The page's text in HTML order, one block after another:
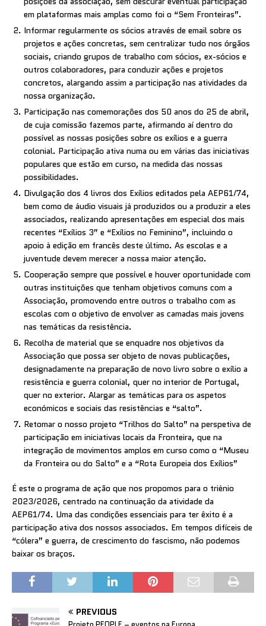
em plataformas mais amplas como foi o “Sem Fronteiras”.
Informar regularmente os sócios através de email sobre os
projetos e ações concretas, sem centralizar tudo nos órgãos
sociais, criando grupos de trabalho com sócios, ex-sócios e
outros colaboradores, para conduzir ações e projetos
concretos, alargando assim a participação nas atividades da
nossa organização.
Participação nas comemorações dos 50 anos do 25 de abril,
de cuja comissão fazemos parte, afirmando aí dentro do
possível as nossas posições sobre os exílios e a guerra
colonial. Participação ativa numa ou em várias das iniciativas
populares que estão em curso, na medida das nossas
possibilidades.
Divulgação dos 4 livros dos Exílios editados pela AEP61/74,
bem como de áudio visuais já produzidos ou a produzir a eles
associados, realizando apresentações em especial dos mais
recentes “Exílios 3” e “Exílios no Feminino”, incluindo o
apoio à edição em francês deste último. As escolas e a
juventude devem merecer a nossa maior atenção.
Cooperação sempre que possível e houver oportunidade com
outras instituições que tenham objetivos comuns com a
Associação, promovendo entre outros o trabalho com as
escolas com o objetivo de envolver as camadas mais jovens
nas temáticas da resistência.
Recolha de material que se enquadre nos objetivos da
Associação que possa ser objeto de novas publicações,
designadamente na preparação de novo livro sobre o exílio a
resistência e guerra colonial, quer no interior de Portugal,
quer no exterior. Alargar as temáticas para os aspetos
económicos e sociais das resistências e “salto”.
Retomar o nosso projeto “Trilhos do Salto” na perspetiva de
participação em iniciativas locais da Fronteira, que na
integração de movimentos amplos em curso como o “Museu
da Fronteira ou do Salto” e a “Rota Europeia dos Exílios”
É este o programa de ação que nos propomos para o triénio
2023/2026, centrado na continuação da atividade da
AEP61/74. Uma das condições essenciais para ter êxito é a
participação ativa dos nossos associados. Em tempos difíceis de
“cólera” e guerra, de crescimento do fascismo, não podemos
baixar os braços.
PREVIOUS